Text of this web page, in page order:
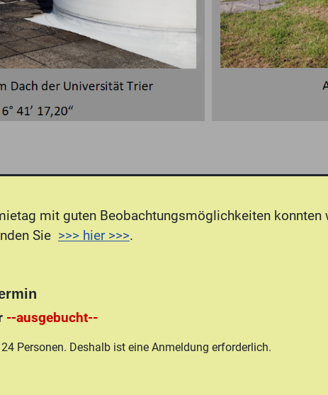
mit guten Beobachtungsmöglichkeiten
Sie >>> hier >>>.
--ausgebucht--
Personen. Deshalb ist eine Anmeldung erforderlich.